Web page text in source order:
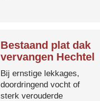
Bestaand plat dak
vervangen Hechtel
Bij ernstige lekkages,
doordringend vocht of
sterk verouderde